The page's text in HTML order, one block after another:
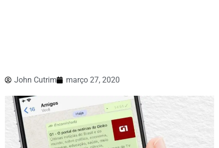
John Cutrim março 27, 2020